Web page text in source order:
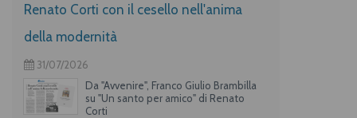
Renato Corti con il cesello nell'anima
della modernità
31/07/2026
Da "Avvenire", Franco Giulio Brambilla
su "Un santo per amico" di Renato
Corti